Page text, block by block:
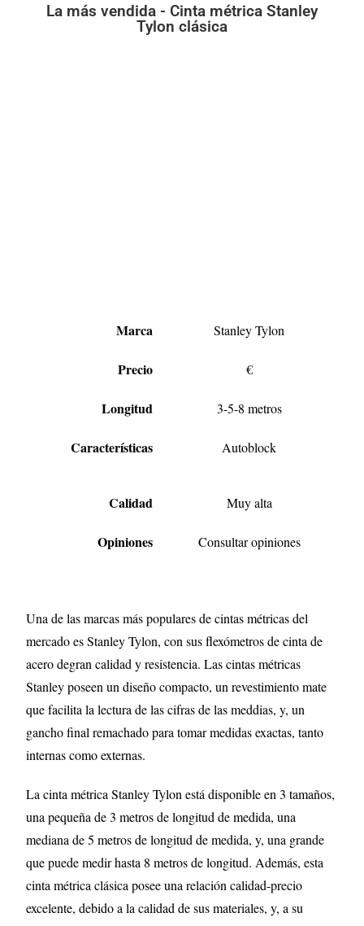
La más vendida - Cinta métrica Stanley
Tylon clásica
Marca Stanley Tylon
Precio €
Longitud 3-5-8 metros
Características Autoblock
Calidad Muy alta
Opiniones Consultar opiniones
Una de las marcas más populares de cintas métricas del
mercado es Stanley Tylon, con sus flexómetros de cinta de
acero degran calidad y resistencia. Las cintas métricas
Stanley poseen un diseño compacto, un revestimiento mate
que facilita la lectura de las cifras de las meddias, y, un
gancho final remachado para tomar medidas exactas, tanto
internas como externas.
La cinta métrica Stanley Tylon está disponible en 3 tamaños,
una pequeña de 3 metros de longitud de medida, una
mediana de 5 metros de longitud de medida, y, una grande
que puede medir hasta 8 metros de longitud. Además, esta
cinta métrica clásica posee una relación calidad-precio
excelente, debido a la calidad de sus materiales, y, a su